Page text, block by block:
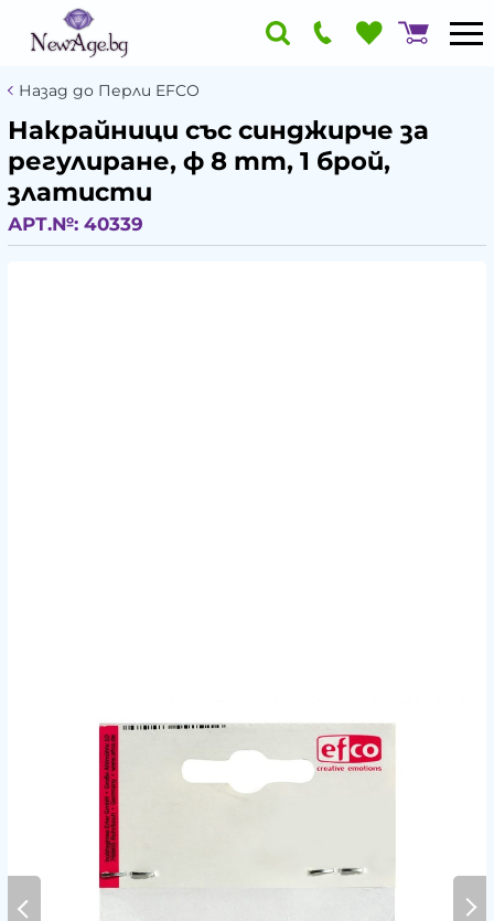
Назад до Перли EFCO
Накрайници със синджирче за
регулиране, ф 8 mm, 1 брой,
златисти
АРТ.№: 40339